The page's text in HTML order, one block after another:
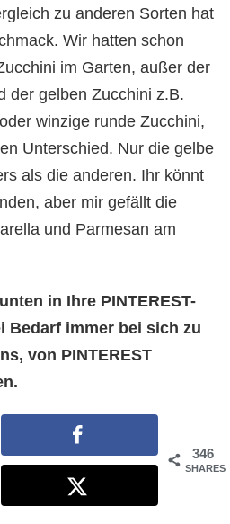
zu anderen Sorten hat
Wir hatten schon
im Garten, außer der
der gelben Zucchini z.B.
winzige runde Zucchini,
Unterschied. Nur die gelbe
als die anderen. Ihr könnt
aber mir gefällt die
und Parmesan am
in Ihre PINTEREST-
Bedarf immer bei sich zu
von PINTEREST
346
SHARES